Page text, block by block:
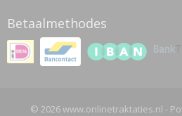
Betaalmethodes
© 2026 www.onlinetraktaties.nl -